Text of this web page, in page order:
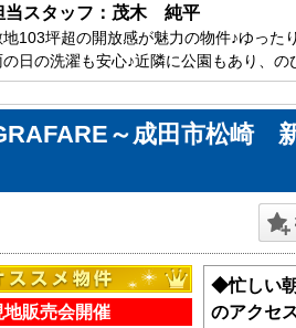
当スタッフ：茂木　純平
地103坪超の開放感が魅力の物件♪ゆっ
の日の洗濯も安心♪近隣に公園もあり、
～成田市松崎
地販売会開催
◆忙しい
のアクセ
エリアのマンション
エリアの土地
四街道･佐倉･
新築一戸建
中古一戸建
内房エリアの
内房エリアの
ア
アの新築一戸建
アの中古一戸建